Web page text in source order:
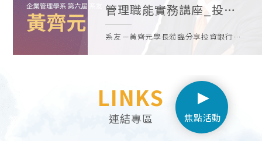
管理職能實務講座_投資
銀行業的現況與未來（就
系友－黃齊元學長蒞臨分享投資銀行業
程，此課程邀請到各領域優秀的畢業系
友回來擔任講座授課講師，希望透過系
友們的業界經驗分享，讓同學瞭解各產
業之實務運作與各部門之職務內容，以
焦點活動
LINKS
連結專區